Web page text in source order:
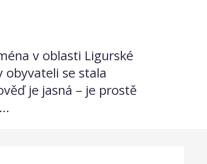
v oblasti Ligurské
obyvateli se stala
je jasná – je prostě